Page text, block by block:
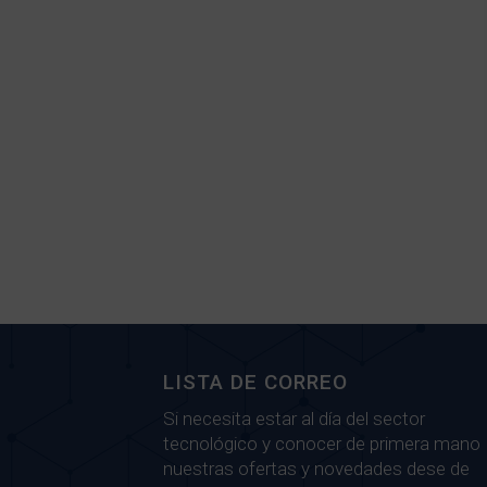
LISTA DE CORREO
Si necesita estar al día del sector
tecnológico y conocer de primera mano
nuestras ofertas y novedades dese de